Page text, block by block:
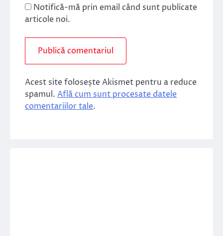
Notifică-mă prin email când sunt publicate
articole noi.
Acest site folosește Akismet pentru a reduce
spamul. Află cum sunt procesate datele
comentariilor tale.